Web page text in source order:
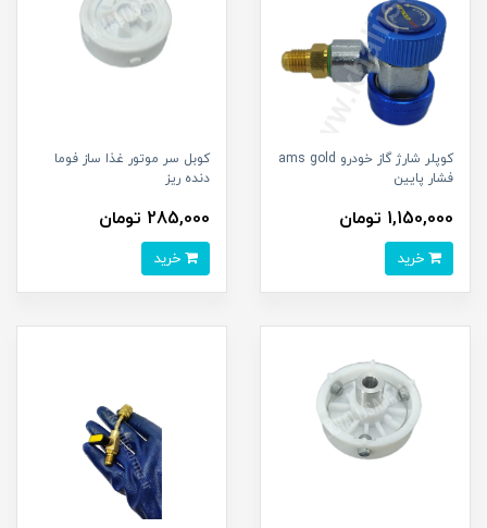
کوپلر شارژ گاز خودرو ams gold
فشار پایین
1,150,000 تومان
کوبل سر موتور غذا ساز فوما
دنده ریز
285,000 تومان